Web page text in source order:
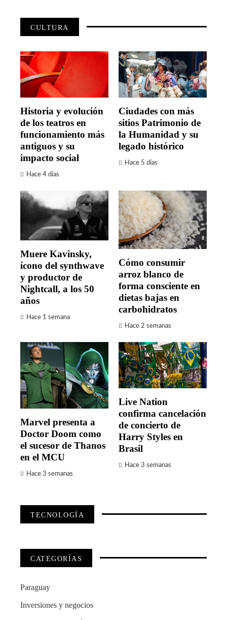
CULTURA
Historia y evolución
de los teatros en
funcionamiento más
antiguos y su
impacto social
Hace 4 días
Ciudades con más
sitios Patrimonio de
la Humanidad y su
legado histórico
Hace 5 días
Muere Kavinsky,
ícono del synthwave
y productor de
Nightcall, a los 50
años
Hace 1 semana
Cómo consumir
arroz blanco de
forma consciente en
dietas bajas en
carbohidratos
Hace 2 semanas
Marvel presenta a
Doctor Doom como
el sucesor de Thanos
en el MCU
Hace 3 semanas
Live Nation
confirma cancelación
de concierto de
Harry Styles en
Brasil
Hace 3 semanas
TECNOLOGÍA
CATEGORÍAS
Paraguay
Inversiones y negocios